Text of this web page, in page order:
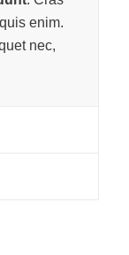
enim.
nec,